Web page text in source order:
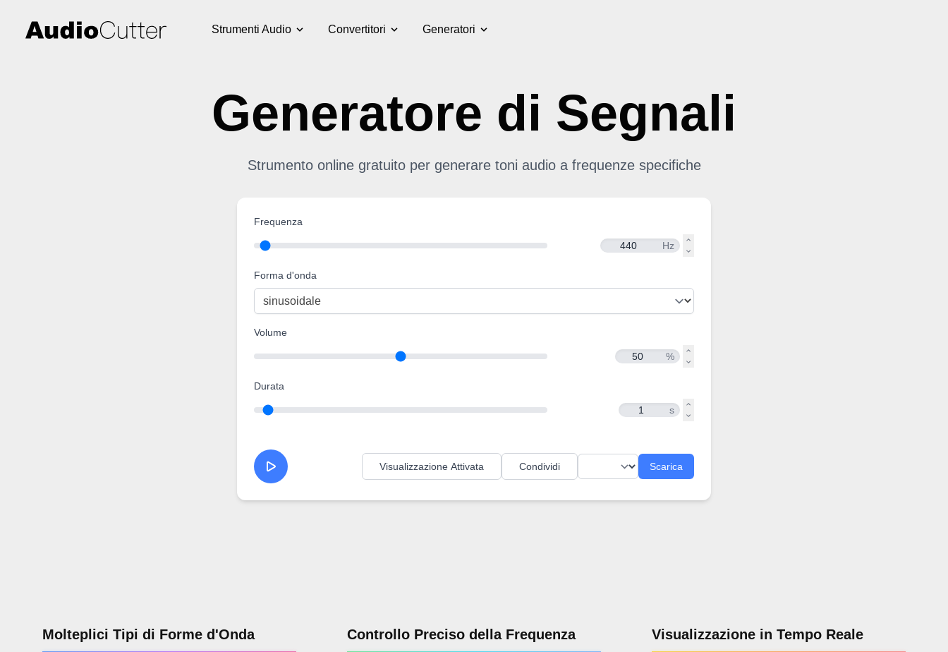
Strumenti Audio Convertitori Generatori
Generatore di Segnali
Strumento online gratuito per generare toni audio a frequenze specifiche
Frequenza
Hz
Forma d'onda
Volume
%
Durata
s
Visualizzazione Attivata Condividi Scarica
Molteplici Tipi di Forme d'Onda Controllo Preciso della Frequenza Visualizzazione in Tempo Reale